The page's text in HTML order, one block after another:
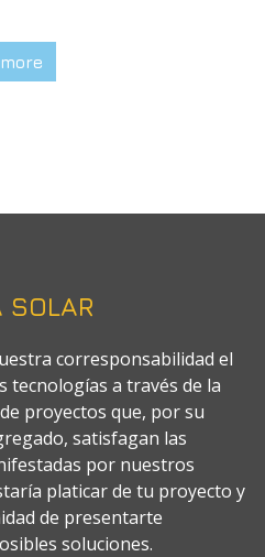
SOLAR
corresponsabilidad el
tecnologías a través de la
proyectos que, por su
satisfagan las
por nuestros
platicar de tu proyecto y
de presentarte
soluciones.